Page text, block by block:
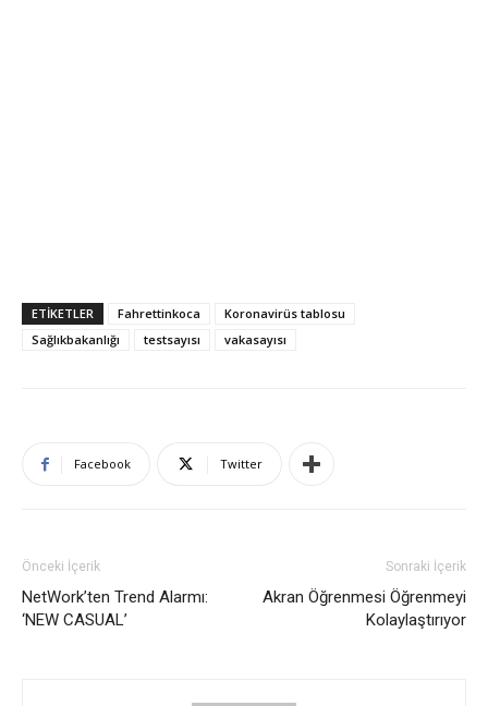
ETIKETLER Fahrettinkoca
Koronavirüs tablosu
Sağlıkbakanlığı
testsayısı vakasayısı
Facebook Twitter
Önceki İçerik
NetWork’ten Trend Alarmı:
‘NEW CASUAL’
Sonraki İçerik
Akran Öğrenmesi Öğrenmeyi
Kolaylaştırıyor